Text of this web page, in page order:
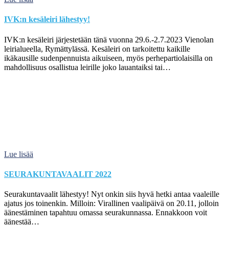
IVK:n kesäleiri lähestyy!
IVK:n kesäleiri järjestetään tänä vuonna 29.6.-2.7.2023 Vienolan
leirialueella, Rymättylässä. Kesäleiri on tarkoitettu kaikille
ikäkausille sudenpennuista aikuiseen, myös perhepartiolaisilla on
mahdollisuus osallistua leirille joko lauantaiksi tai…
Lue lisää
SEURAKUNTAVAALIT 2022
Seurakuntavaalit lähestyy! Nyt onkin siis hyvä hetki antaa vaaleille
ajatus jos toinenkin. Milloin: Virallinen vaalipäivä on 20.11, jolloin
äänestäminen tapahtuu omassa seurakunnassa. Ennakkoon voit
äänestää…